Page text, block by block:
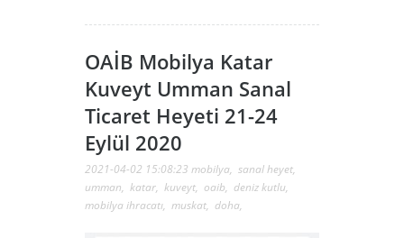
OAİB Mobilya Katar
Kuveyt Umman Sanal
Ticaret Heyeti 21-24
Eylül 2020
2021-04-02 15:08:23 mobilya, sanal heyet,
umman, katar, kuveyt, oaib, deniz kutlu,
mobilya ihracatı, muskat, doha,